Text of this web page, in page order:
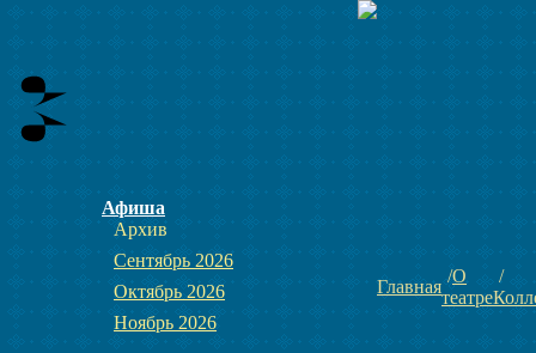
Афиша
Архив
Сентябрь 2026
Октябрь 2026
Ноябрь 2026
Главная
О
театре